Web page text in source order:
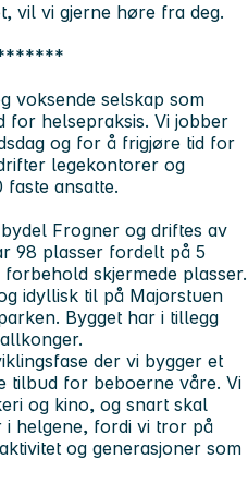
vil vi gjerne høre fra deg.
voksende selskap som
for helsepraksis. Vi jobber
og for å frigjøre tid for
legekontorer og
ansatte.
Frogner og driftes av
98 plasser fordelt på 5
skjermede plasser.
idyllisk til på Majorstuen
Bygget har i tillegg
der vi bygger et
tilbud for beboerne våre. Vi
og kino, og snart skal
i helgene, fordi vi tror på
og generasjoner som